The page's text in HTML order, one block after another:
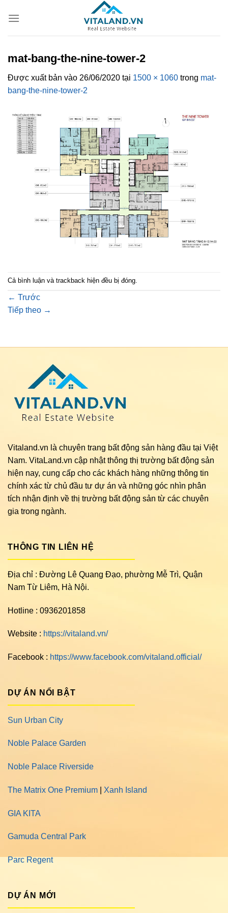
qua
mat-bang-the-nine-tower-2
Được xuất bản vào 26/06/2020 tại 1500 × 1060 trong mat-
bang-the-nine-tower-2
Cả bình luận và trackback hiện đều bị đóng.
← Trước
Tiếp theo →
Vitaland.vn là chuyên trang bất động sản hàng đầu tại Việt
Nam. VitaLand.vn cập nhật thông thị trường bất động sản
hiện nay, cung cấp cho các khách hàng những thông tin
chính xác từ chủ đầu tư dự án và những góc nhìn phân
tích nhận định về thị trường bất động sản từ các chuyên
gia trong ngành.
THÔNG TIN LIÊN HỆ
Địa chỉ : Đường Lê Quang Đạo, phường Mễ Trì, Quận
Nam Từ Liêm, Hà Nội.
Hotline : 0936201858
Website : https://vitaland.vn/
Facebook : https://www.facebook.com/vitaland.official/
DỰ ÁN NỔI BẬT
Sun Urban City
Noble Palace Garden
Noble Palace Riverside
The Matrix One Premium Xanh Island
GIA KITA
Gamuda Central Park
Parc Regent
DỰ ÁN MỚI